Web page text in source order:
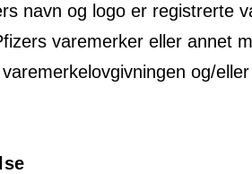
navn og logo er registrerte
varemerker eller annet
og/